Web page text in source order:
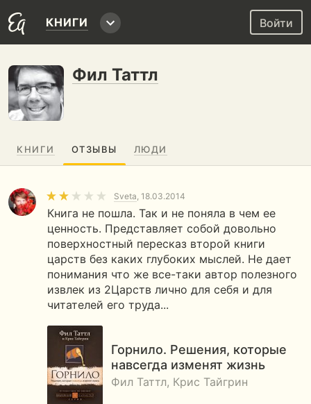
КНИГИ Войти
Фил Таттл
КНИГИ ОТЗЫВЫ ЛЮДИ
Sveta, 18.03.2014
Книга не пошла. Так и не поняла в чем ее
ценность. Представляет собой довольно
поверхностный пересказ второй книги
царств без каких глубоких мыслей. Не дает
понимания что же все-таки автор полезного
извлек из 2Царств лично для себя и для
читателей его труда...
Горнило. Решения, которые
навсегда изменят жизнь
Фил Таттл, Крис Тайгрин